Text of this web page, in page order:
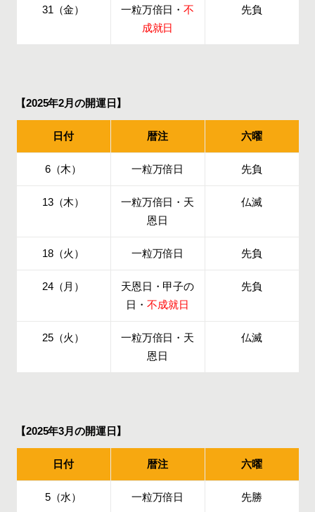
31（金） 一粒万倍日・不
成就日
先負
【2025年2月の開運日】
日付 暦注 六曜
6（木） 一粒万倍日 先負
13（木）
一粒万倍日・天
恩日
仏滅
18（火） 一粒万倍日 先負
24（月）
天恩日・甲子の
日・不成就日
先負
25（火）
一粒万倍日・天
恩日
仏滅
【2025年3月の開運日】
日付 暦注 六曜
5（水） 一粒万倍日 先勝